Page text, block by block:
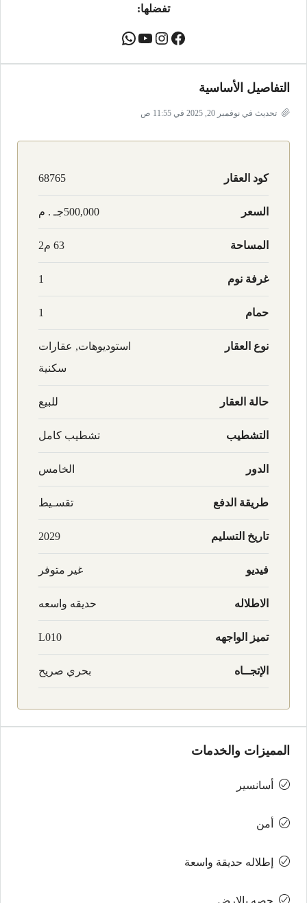
تفضلها:
التفاصيل الأساسية
تحديث في نوفمبر 20, 2025 في 11:55 ص
كود العقار 68765
السعر 500,000جـ . م
المساحة 63 م2
غرفة نوم 1
حمام 1
نوع العقار
استوديوهات, عقارات
سكنية
حالة العقار للبيع
التشطيب تشطيب كامل
الدور الخامس
طريقة الدفع تقسـيط
تاريخ التسليم 2029
فيديو غير متوفر
الاطلاله حديقه واسعه
تميز الواجهه L010
الإتجــاه بحري صريح
المميزات والخدمات
أسانسير
أمن
إطلاله حديقة واسعة
حصه بالارض